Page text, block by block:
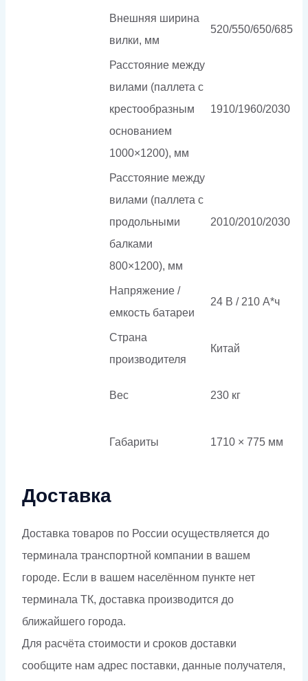
Внешняя ширина
вилки, мм
520/550/650/685
Расстояние между
вилами (паллета с
крестообразным
основанием
1000×1200), мм
1910/1960/2030
Расстояние между
вилами (паллета с
продольными
балками
800×1200), мм
2010/2010/2030
Напряжение /
емкость батареи
24 В / 210 А*ч
Страна
производителя
Китай
Вес 230 кг
Габариты 1710 × 775 мм
Доставка
Доставка товаров по России осуществляется до
терминала транспортной компании в вашем
городе. Если в вашем населённом пункте нет
терминала ТК, доставка производится до
ближайшего города.
Для расчёта стоимости и сроков доставки
сообщите нам адрес поставки, данные получателя,